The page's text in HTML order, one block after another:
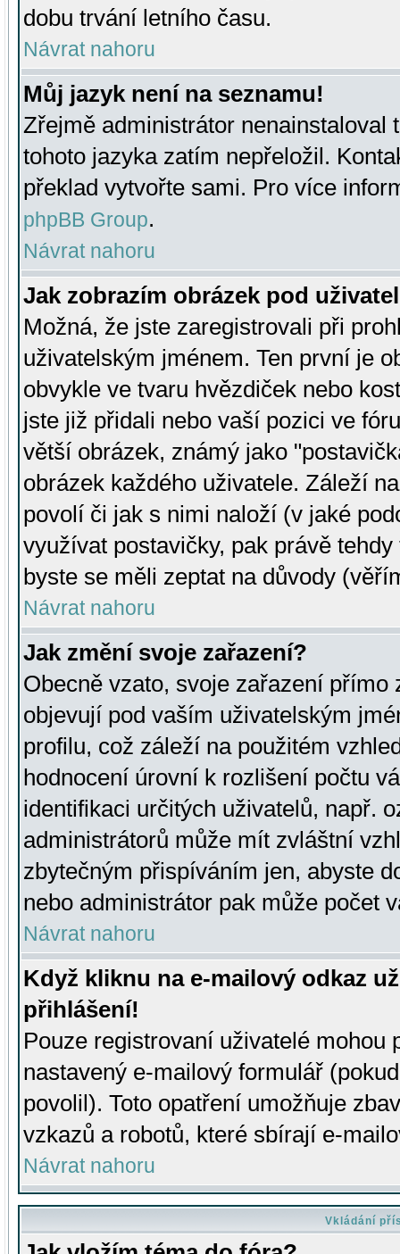
dobu trvání letního času.
Návrat nahoru
Můj jazyk není na seznamu!
Zřejmě administrátor nenainstaloval
tohoto jazyka zatím nepřeložil.
překlad vytvořte sami. Pro více
phpBB Group.
Návrat nahoru
Jak zobrazím obrázek pod
Možná, že jste zaregistrovali při
uživatelským jménem. Ten první je
obvykle ve tvaru hvězdiček nebo
jste již přidali nebo vaší pozici ve
větší obrázek, známý jako
obrázek každého uživatele. Záleží
povolí či jak s nimi naloží (v jaké
využívat postavičky, pak právě
byste se měli zeptat na důvody
Návrat nahoru
Jak změní svoje zařazení?
Obecně vzato, svoje zařazení přímo
objevují pod vaším uživatelským
profilu, což záleží na použitém
hodnocení úrovní k rozlišení počtu
identifikaci určitých uživatelů, např.
administrátorů může mít zvláštní
zbytečným přispíváním jen, abyste
nebo administrátor pak může počet
Návrat nahoru
Když kliknu na e-mailový odkaz
přihlášení!
Pouze registrovaní uživatelé mohou
nastavený e-mailový formulář
povolil). Toto opatření umožňuje
vzkazů a robotů, které sbírají e-
Návrat nahoru
Vkládání